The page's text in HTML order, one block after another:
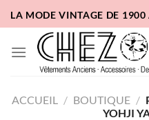
au
contenu
LA MODE VINTAGE DE
ACCUEIL / BOUTIQUE /
YOHJI